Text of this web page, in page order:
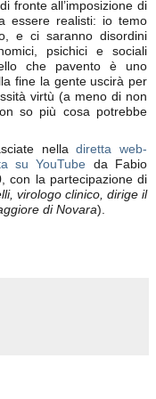
fronte all’imposizione di
essere realisti: io temo
e ci saranno disordini
psichici e sociali
che pavento è uno
fine la gente uscirà per
virtù (a meno di non
so più cosa potrebbe
nelladiretta web-
su YouTube da Fabio
con la partecipazione di
virologo clinico, dirige il
di Novara).